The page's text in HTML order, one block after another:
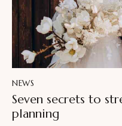
NEWS
Seven secrets to
planning